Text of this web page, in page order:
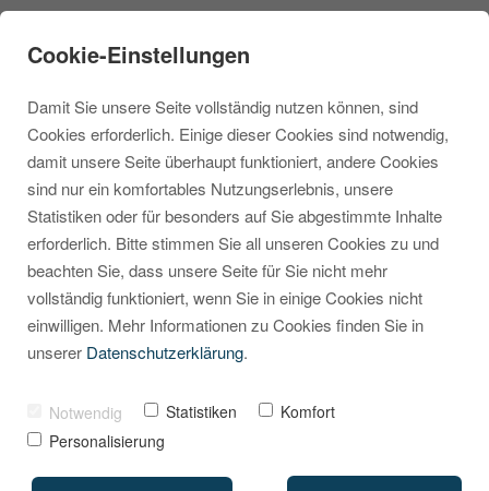
Alle Infos zu
Shopware 6
VON MARCEL KRIPPENDORF 13. JUNI 2019
Cookie-Einstellungen
Damit Sie unsere Seite vollständig nutzen können, sind
Cookies erforderlich. Einige dieser Cookies sind notwendig,
damit unsere Seite überhaupt funktioniert, andere Cookies
sind nur ein komfortables Nutzungserlebnis, unsere
Statistiken oder für besonders auf Sie abgestimmte Inhalte
erforderlich. Bitte stimmen Sie all unseren Cookies zu und
beachten Sie, dass unsere Seite für Sie nicht mehr
vollständig funktioniert, wenn Sie in einige Cookies nicht
einwilligen. Mehr Informationen zu Cookies finden Sie in
unserer Datenschutzerklärung.
Notwendig Statistiken
Komfort
Personalisierung